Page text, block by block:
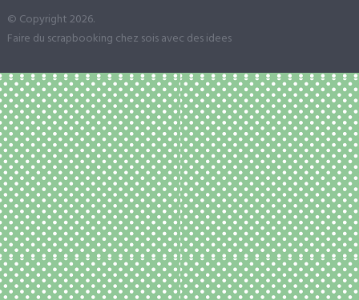
© Copyright 2026.
Faire du scrapbooking chez sois avec des idees